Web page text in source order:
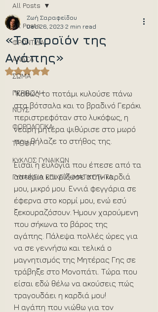
All Posts
ΦΡΟΝΤΙΔΑ
ΑΝΑΣΑ
ΣΩΜΑ
ΠΕΡΙΒΟΛΗ
ΝΟΥΣ
ΦΟΡΟΛΟΓΙΚΑ
ΤΡΟΦΗ
ΚΥΚΛΟΣ ΓΥΝΑΙΚΩΝ
ΓΥΝΑΙΚΕΙΑ ΕΠΙΧΕΙΡΗΜΑΤΙΚΟΤΗΤΑ
All Posts
«Το προϊόν της
Αγάπης»
Ζωή Σαραφείδου
Dec 26, 2023 2 min read
Rated NaN out of 5 stars.
"Καθώς το ποτάμι κυλούσε πάνω
στα βότσαλα και το βραδινό Γεράκι
περιστρεφόταν στο λυκόφως, η
νεαρή μητέρα ψιθύρισε στο μωρό
που θήλαζε το στήθος της.
Είσαι η ευλογία που έπεσε από τα
αστέρια και ρίζωσε στην καρδιά
μου, μικρό μου. Εννιά φεγγάρια σε
έφερνα στο κορμί μου, ενώ εσύ
ξεκουραζόσουν. Ήμουν χαρούμενη
που σήκωνα το βάρος της
αγάπης. Πάλεψα πολλές ώρες για
να σε γεννήσω και τελικά ο
μαγνητισμός της Μητέρας Γης σε
τράβηξε στο Μονοπάτι. Τώρα που
είσαι εδώ θέλω να ακούσεις πώς
τραγουδάει η καρδιά μου!
Η αγάπη που νιώθω για τον